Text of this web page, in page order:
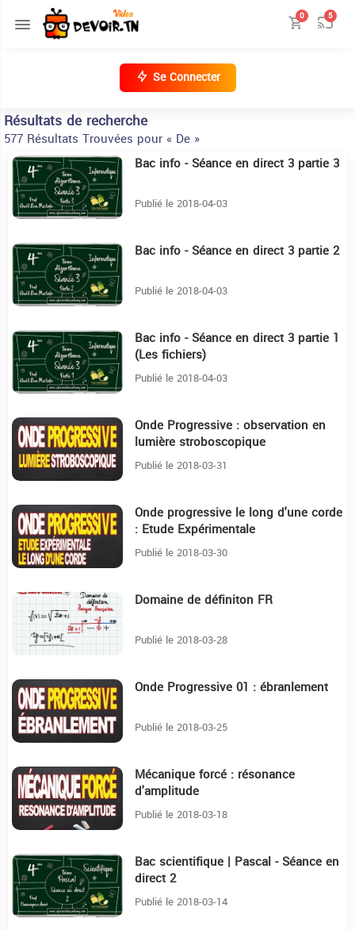
0 5
Se Connecter
Résultats de recherche
577 Résultats Trouvées pour « De »
44:7 Bac info - Séance en direct 3 partie 3
Publié le 2018-04-03
31:55 Bac info - Séance en direct 3 partie 2
Publié le 2018-04-03
25:53 Bac info - Séance en direct 3 partie 1
(Les fichiers)
Publié le 2018-04-03
18:11 Onde Progressive : observation en
lumière stroboscopique
Publié le 2018-03-31
7:29 Onde progressive le long d'une corde
: Etude Expérimentale
Publié le 2018-03-30
8:20 Domaine de définiton FR
Publié le 2018-03-28
18:56 Onde Progressive 01 : ébranlement
Publié le 2018-03-25
24:49 Mécanique forcé : résonance
d'amplitude
Publié le 2018-03-18
1H42:49 Bac scientifique | Pascal - Séance en
direct 2
Publié le 2018-03-14